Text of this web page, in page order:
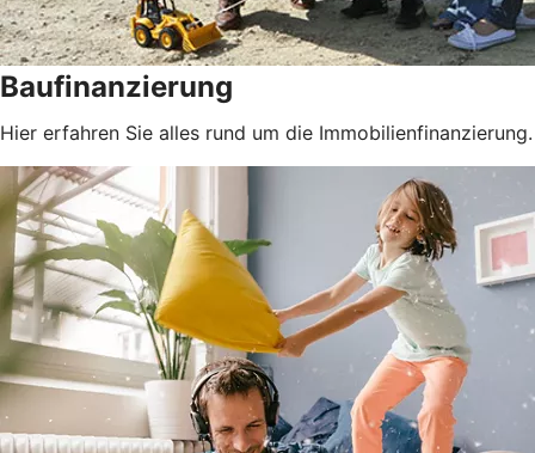
Baufinanzierung
Hier erfahren Sie alles rund um die Immobilienfinanzierung.